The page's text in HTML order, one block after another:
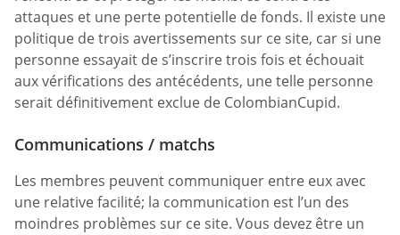
attaques et une perte potentielle de fonds. Il existe une
politique de trois avertissements sur ce site, car si une
personne essayait de s’inscrire trois fois et échouait
aux vérifications des antécédents, une telle personne
serait définitivement exclue de ColombianCupid.
Communications / matchs
Les membres peuvent communiquer entre eux avec
une relative facilité; la communication est l’un des
moindres problèmes sur ce site. Vous devez être un